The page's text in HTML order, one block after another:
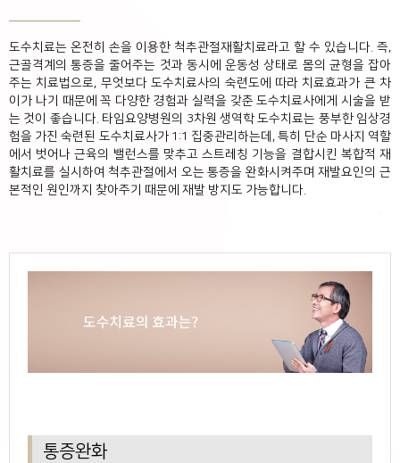
도수치료는 온전히 손을 이용한 척추관절재활치료라고 할 수 있습니다. 즉,
근골격계의 통증을 줄어주는 것과 동시에 운동성 상태로 몸의 균형을 잡아
주는 치료법으로, 무엇보다 도수치료사의 숙련도에 따라 치료효과가 큰 차
이가 나기 때문에 꼭 다양한 경험과 실력을 갖춘 도수치료사에게 시술을 받
는 것이 좋습니다. 타임요양병원의 3차원 생역학 도수치료는 풍부한 임상경
험을 가진 숙련된 도수치료사가 1:1 집중관리하는데, 특히 단순 마사지 역할
에서 벗어나 근육의 밸런스를 맞추고 스트레칭 기능을 결합시킨 복합적 재
활치료를 실시하여 척추관절에서 오는 통증을 완화시켜주며 재발요인의 근
본적인 원인까지 찾아주기 때문에 재발 방지도 가능합니다.
통증완화